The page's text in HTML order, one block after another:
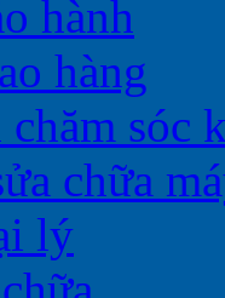
hành
hàng
sóc
chữa
lý